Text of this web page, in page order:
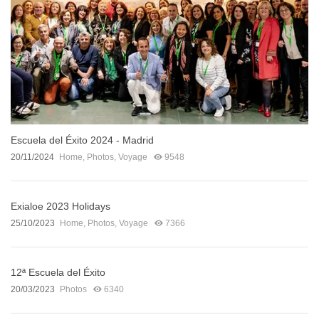
Escuela del Éxito 2024 - Madrid
20/11/2024 Home, Photos, Voyage 9548
Exialoe 2023 Holidays
25/10/2023 Home, Photos, Voyage 7366
12ª Escuela del Éxito
20/03/2023 Photos 6340